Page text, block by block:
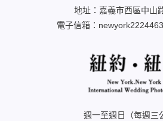
地址：嘉義市西區中山
電子信箱：
週一至週日（每週三